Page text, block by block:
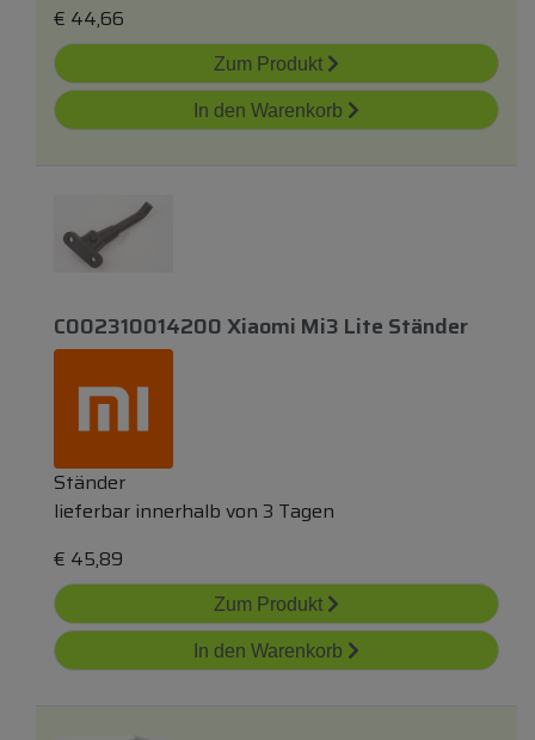
€ 44,66
Zum Produkt
In den Warenkorb
C002310014200 Xiaomi Mi3 Lite Ständer
Ständer
lieferbar innerhalb von 3 Tagen
€ 45,89
Zum Produkt
In den Warenkorb